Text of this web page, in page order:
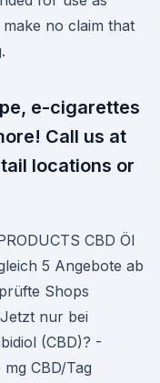
no claim that
e-cigarettes
Call us at
locations or
CBD Öl
5 Angebote ab
Shops
nur bei
(CBD)? -
CBD/Tag